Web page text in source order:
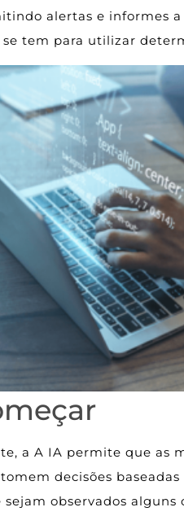
alertas e informes
tem para utilizar
a A IA permite que as
decisões
sejam observados